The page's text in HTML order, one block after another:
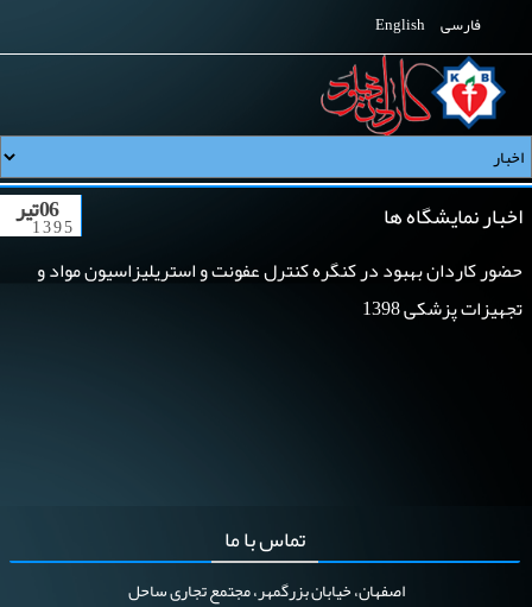
فارسی English
06 تیر
1395 اخبار نمایشگاه ها
حضور کاردان بهبود در کنگره کنترل عفونت و استریلیزاسیون مواد و
تجهیزات پزشکی 1398
تماسبا ما
اصفهان، خیابان بزرگمهر، مجتمع تجاری ساحل